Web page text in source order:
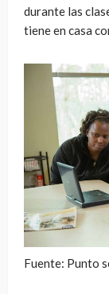
durante las
tiene en casa
Fuente: Punto